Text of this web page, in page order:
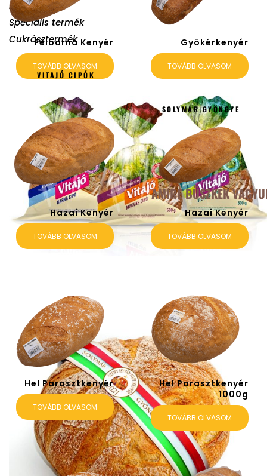
Félbarna Kenyér
TOVÁBB OLVASOM
Gyökérkenyér
TOVÁBB OLVASOM
Hazai Kenyér
TOVÁBB OLVASOM
Hazai Kenyér
TOVÁBB OLVASOM
Hel Parasztkenyér
TOVÁBB OLVASOM
Hel Parasztkenyér
1000g
TOVÁBB OLVASOM
Pogácsa
Speciális termék
Cukrásztermék
VITAJÓ CIPÓK
SOLYMÁR GYÖNGYE
AMIRE BÜSZKÉK